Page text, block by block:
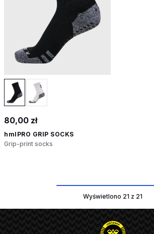
80,00 zł
hmlPRO GRIP SOCKS
Grip-print socks
Wyświetlono 21 z 21